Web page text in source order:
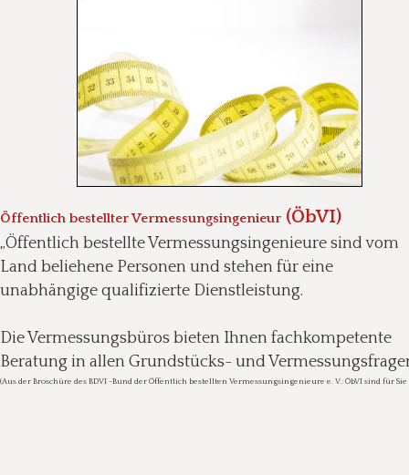
Öffentlich bestellter Vermessungsingenieur (ÖbVI)
„Öffentlich bestellte Vermessungsingenieure sind vom
Land beliehene Personen und stehen für eine
unabhängige qualifizierte Dienstleistung.
Die Vermessungsbüros bieten Ihnen fachkompetente
Beratung in allen Grundstücks- und
(Aus der Broschüre des BDVI -Bund der Öffentlich bestellten Vermessungsingenieure e. V.: ÖbVI sind für Sie